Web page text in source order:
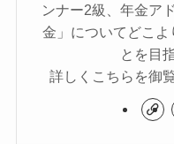
ンナー2級、年金ア
金」についてどこよ
とを目
詳しくこちらを御